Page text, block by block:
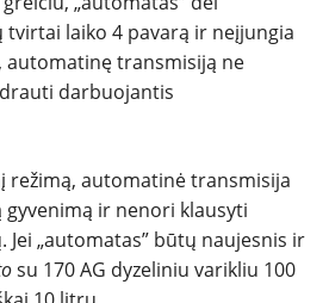
tvirtai laiko 4 pavarą ir neįjungia
automatinę transmisiją ne
darbuojantis
režimą, automatinė transmisija
gyvenimą ir nenori klausyti
„automatas” būtų naujesnis ir
su 170 AG dyzeliniu varikliu 100